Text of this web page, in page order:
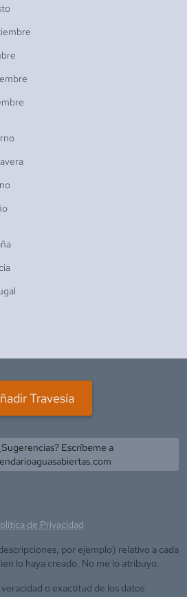
Travesía
Escríbeme a
de Privacidad
por ejemplo) relativo a cada
lo haya creado. No me lo atribuyo.
o exactitud de los datos